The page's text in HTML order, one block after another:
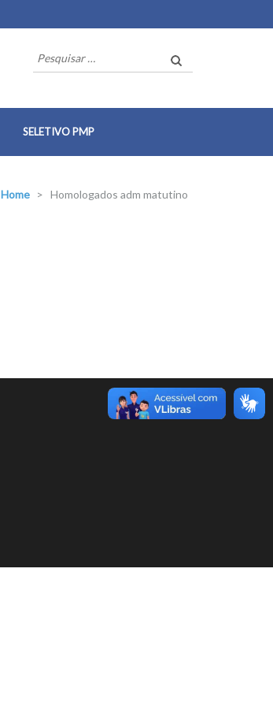
Pesquisar
por:
SELETIVO PMP
Home > Homologados adm matutino